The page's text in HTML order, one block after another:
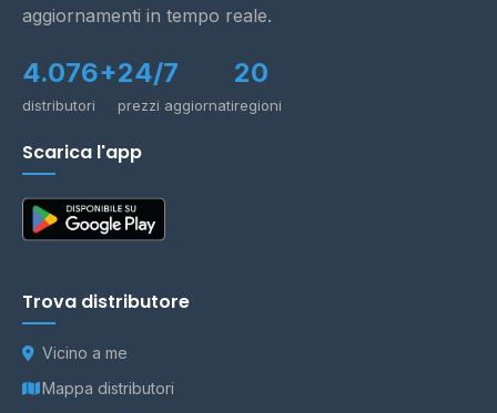
aggiornamenti in tempo reale.
4.076+
distributori
24/7
prezzi aggiornati
20
regioni
Scarica l'app
Trova distributore
Vicino a me
Mappa distributori